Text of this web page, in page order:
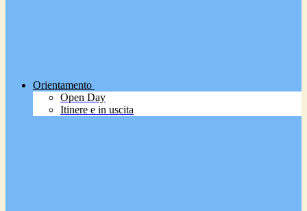
Orientamento
Open Day
Itinere e in uscita